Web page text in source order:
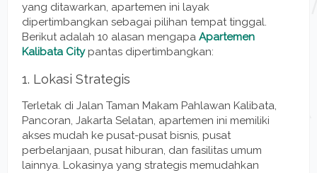
yang ditawarkan, apartemen ini layak
dipertimbangkan sebagai pilihan tempat tinggal.
Berikut adalah 10 alasan mengapa Apartemen
Kalibata Citypantas dipertimbangkan:
1. Lokasi Strategis
Terletak di Jalan Taman Makam Pahlawan Kalibata,
Pancoran, Jakarta Selatan, apartemen ini memiliki
akses mudah ke pusat-pusat bisnis, pusat
perbelanjaan, pusat hiburan, dan fasilitas umum
lainnya. Lokasinya yang strategis memudahkan